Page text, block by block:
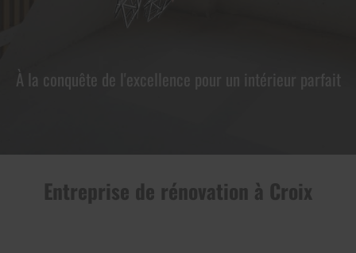
À la conquête de l'excellence pour un intérieur parfait
Entreprise de rénovation à Croix